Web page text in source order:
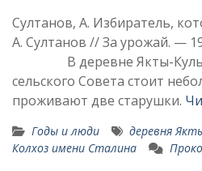
Султанов, А. Избиратель,
А. Султанов // За урожай. —
В деревне Якты-Куль
сельского Совета стоит
проживают две старушки.
Годы и люди деревня
Колхоз имени Сталина